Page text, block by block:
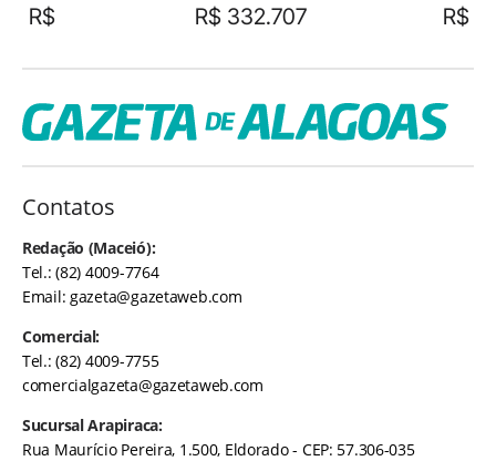
R$ R$ 332.707 R$
Contatos
Redação (Maceió):
Tel.: (82) 4009-7764
Email:gazeta@gazetaweb.com
Comercial:
Tel.: (82) 4009-7755
comercialgazeta@gazetaweb.com
Sucursal Arapiraca:
Rua Maurício Pereira, 1.500, Eldorado - CEP: 57.306-035